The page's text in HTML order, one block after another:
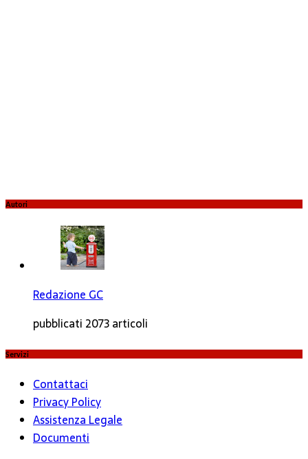
Autori
Redazione GC
pubblicati 2073 articoli
Servizi
Contattaci
Privacy Policy
Assistenza Legale
Documenti